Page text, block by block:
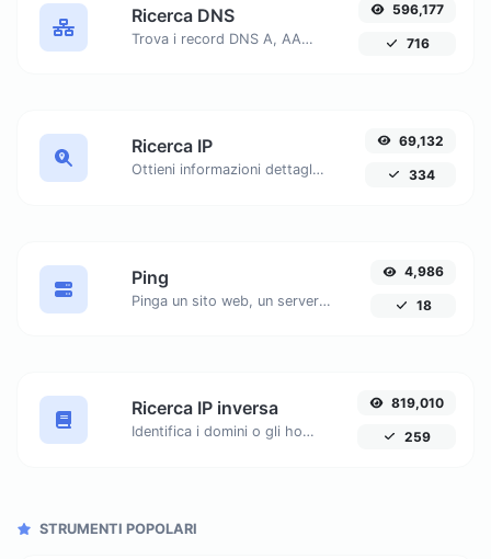
Ricerca DNS
Trova i record DNS A, AAAA, CNAME, MX, NS, TXT, SOA di un host.
596,177
716
Ricerca IP
Ottieni informazioni dettagliate su qualsiasi indirizzo IP, inclusi geolocalizzazione, dettagli ISP e altro ancora.
69,132
334
Ping
Pinga un sito web, un server o una porta. Testa da più posizioni, personalizza le impostazioni e ottieni risultati in tempo reale per garantire prestazioni ottimali della rete.
4,986
18
Ricerca IP inversa
Identifica i domini o gli host associati a un indirizzo IP specifico. Ottieni informazioni dettagliate sull'host connesso a un dato IP.
819,010
259
STRUMENTI POPOLARI